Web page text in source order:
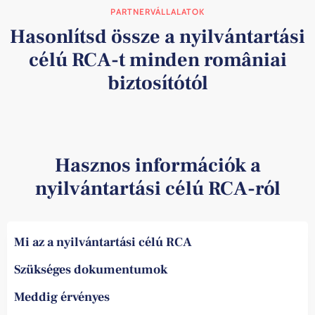
PARTNERVÁLLALATOK
Hasonlítsd össze a nyilvántartási
célú RCA-t minden româniai
biztosítótól
Hasznos információk a
nyilvántartási célú RCA-ról
Mi az a nyilvántartási célú RCA
Szükséges dokumentumok
Meddig érvényes